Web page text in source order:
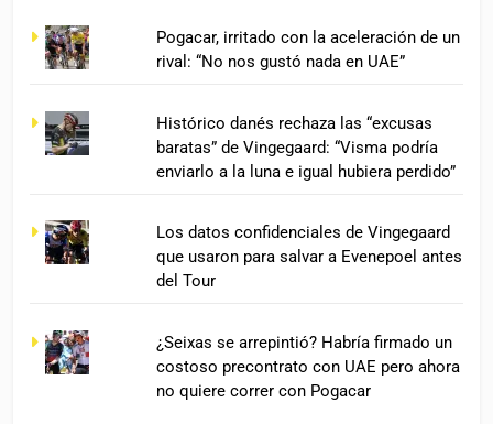
Pogacar, irritado con la aceleración de un
rival: “No nos gustó nada en UAE”
Histórico danés rechaza las “excusas
baratas” de Vingegaard: “Visma podría
enviarlo a la luna e igual hubiera perdido”
Los datos confidenciales de Vingegaard
que usaron para salvar a Evenepoel antes
del Tour
¿Seixas se arrepintió? Habría firmado un
costoso precontrato con UAE pero ahora
no quiere correr con Pogacar